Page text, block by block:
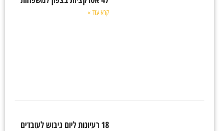
קרא עוד »
18 רעיונות ליום גיבוש לעובדים